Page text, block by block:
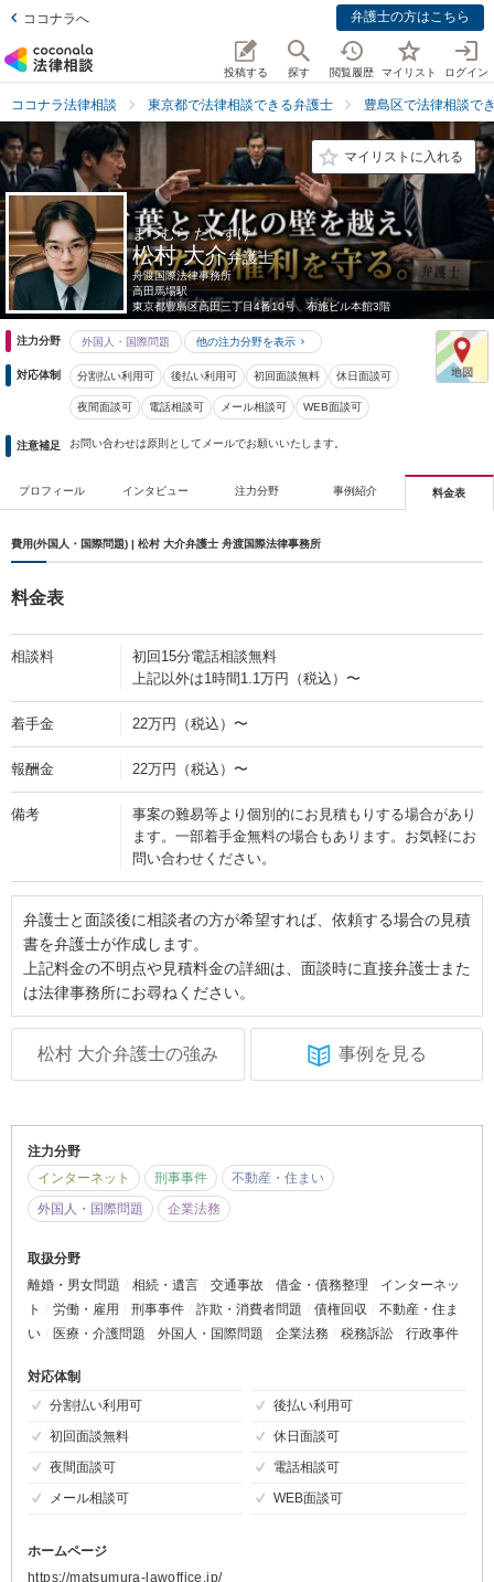
ココナラへ 弁護士の方はこちら
投稿する 探す 閲覧履歴 マイリスト ログイン
ココナラ法律相談 東京都で法律相談できる弁護士 豊島区で法律相談で
マイリストに入れる
まつむら だいすけ
松村 大介弁護士
舟渡国際法律事務所
高田馬場駅
東京都豊島区高田三丁目4番10号 布施ビル本館3階
注力分野 外国人・国際問題 他の注力分野を表示
対応体制 分割払い利用可 後払い利用可 初回面談無料 休日面談可
夜間面談可 電話相談可 メール相談可 WEB面談可
注意補足 お問い合わせは原則としてメールでお願いいたします。
プロフィール インタビュー 注力分野 事例紹介 料金表
費用(外国人・国際問題) | 松村 大介弁護士 舟渡国際法律事務所
料金表
相談料
初回15分電話相談無料
上記以外は1時間1.1万円（税込）〜
着手金 22万円（税込）〜
報酬金 22万円（税込）〜
備考
事案の難易等より個別的にお見積もりする場合があり
ます。一部着手金無料の場合もあります。お気軽にお
問い合わせください。
弁護士と面談後に相談者の方が希望すれば、依頼する場合の見積
書を弁護士が作成します。
上記料金の不明点や見積料金の詳細は、面談時に直接弁護士また
は法律事務所にお尋ねください。
松村 大介弁護士の強み 事例を見る
注力分野
インターネット
刑事事件
不動産・住まい
外国人・国際問題
企業法務
取扱分野
離婚・男女問題
相続・遺言 交通事故 借金・債務整理
インターネッ
ト
労働・雇用 刑事事件 詐欺・消費者問題 債権回収
不動産・住ま
い
医療・介護問題 外国人・国際問題 企業法務 税務訴訟 行政事件
対応体制
分割払い利用可
後払い利用可
初回面談無料
休日面談可
夜間面談可
電話相談可
メール相談可
WEB面談可
ホームページ
https://matsumura-lawoffice.jp/